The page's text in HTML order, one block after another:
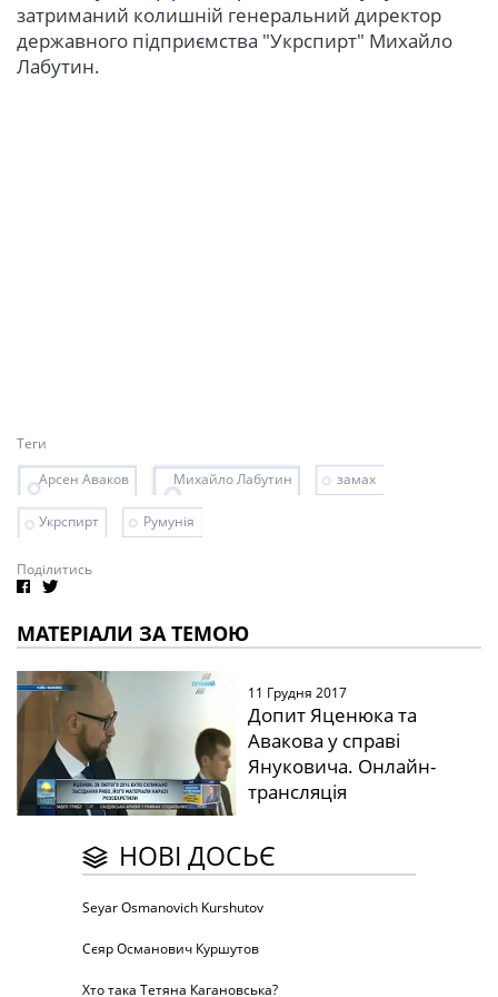
затриманий колишній генеральний директор
державного підприємства "Укрспирт" Михайло
Лабутин.
Теги
Арсен Аваков
Михайло Лабутин замах
Укрспирт Румунія
Поділитись
МАТЕРІАЛИ ЗА ТЕМОЮ
11 Грудня 2017
Допит Яценюка та
Авакова у справі
Януковича. Онлайн-
трансляція
НОВІ ДОСЬЄ
Seyar Osmanovich Kurshutov
Сєяр Османович Куршутов
Хто така Тетяна Кагановська?